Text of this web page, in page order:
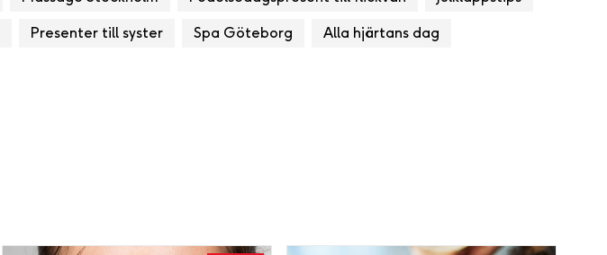
Presenter till syster Spa Göteborg Alla hjärtans dag